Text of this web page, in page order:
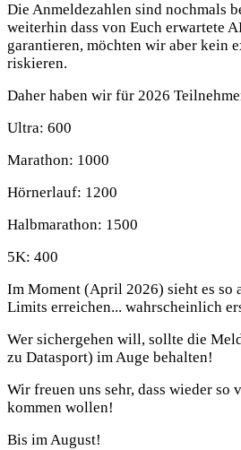
Die Anmeldezahlen sind nochmals
weiterhin dass von Euch erwartete
garantieren, möchten wir aber kein
riskieren.
Daher haben wir für 2026
Ultra: 600
Marathon: 1000
Hörnerlauf: 1200
Halbmarathon: 1500
5K: 400
Im Moment (April 2026) sieht es so
Limits erreichen... wahrscheinlich
Wer sichergehen will, sollte die
zu Datasport) im Auge behalten!
Wir freuen uns sehr, dass wieder so
kommen wollen!
Bis im August!